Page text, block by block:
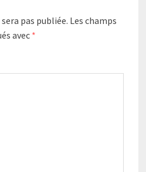
pas publiée. Les champs
avec *